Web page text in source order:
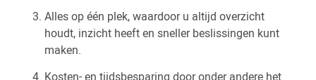
Alles op één plek, waardoor u altijd overzicht
houdt, inzicht heeft en sneller beslissingen kunt
maken.
Kosten- en tijdsbesparing door onder andere het